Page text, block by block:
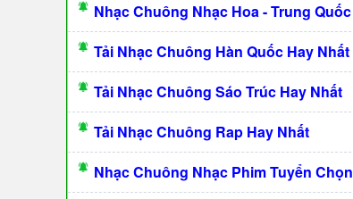
Nhạc Chuông Nhạc Hoa - Trung Quốc
Tải Nhạc Chuông Hàn Quốc Hay Nhất
Tải Nhạc Chuông Sáo Trúc Hay Nhất
Tải Nhạc Chuông Rap Hay Nhất
Nhạc Chuông Nhạc Phim Tuyển Chọn